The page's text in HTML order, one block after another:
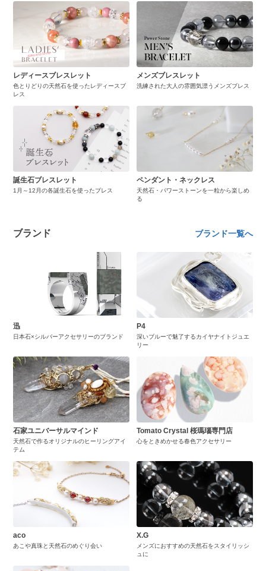
レディースブレスレット
色とりどりの天然石を使ったレディースブ
レス
メンズブレスレット
洗練された大人の雰囲気漂うメンズブレス
誕生石ブレスレット
1月～12月の各誕生石を使ったブレス
ペンダント・ネックレス
天然石・パワーストーンを一粒から楽しめ
る
ブランド ブランド一覧へ
迅
日本石×シルバーアクセサリーのブランド
P4
深いブルーで魅了するカイヤナイトジュエ
リー
石家ユニバーサルマインド
天然石で作るオリジナルのヒーリングアイ
テム
Tomato Crystal 桜瑪瑙専門店
心をときめかせる春色アクセサリー
aco
あこや真珠と天然石のめぐり会い
X.G
メンズにおすすめの天然石をスタイリッシ
ュに